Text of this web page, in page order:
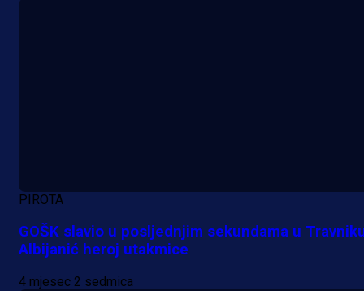
PIROTA
GOŠK slavio u posljednjim sekundama u
Albijanić heroj utakmice
4 mjesec 2 sedmica